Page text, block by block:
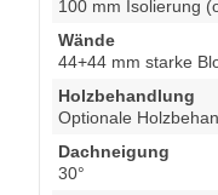
100 mm Isolierung
Wände
44+44 mm starke
Holzbehandlung
Optionale
Dachneigung
30°